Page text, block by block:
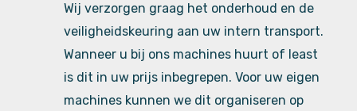
Wij verzorgen graag het onderhoud en de
veiligheidskeuring aan uw intern transport.
Wanneer u bij ons machines huurt of least
is dit in uw prijs inbegrepen. Voor uw eigen
machines kunnen we dit organiseren op